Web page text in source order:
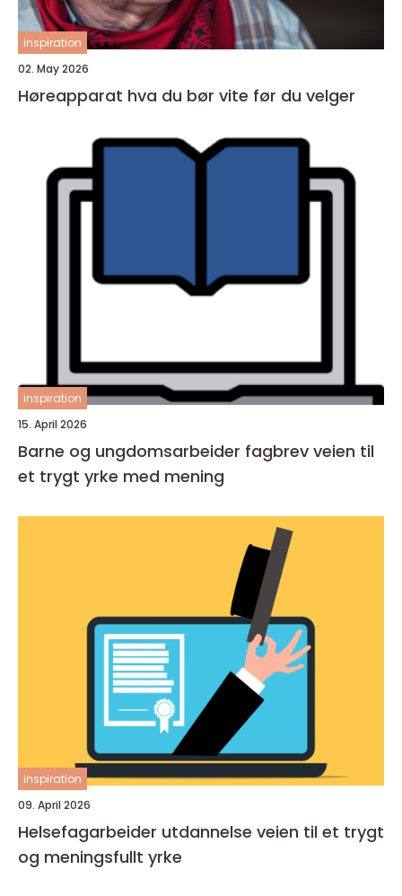
inspiration
02. May 2026
Høreapparat hva du bør vite før du velger
inspiration
15. April 2026
Barne og ungdomsarbeider fagbrev veien til
et trygt yrke med mening
inspiration
09. April 2026
Helsefagarbeider utdannelse veien til et trygt
og meningsfullt yrke